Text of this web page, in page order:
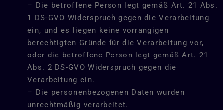
– Die betroffene Person legt gemäß Art. 21 Abs.
1 DS-GVO Widerspruch gegen die Verarbeitung
ein, und es liegen keine vorrangigen
berechtigten Gründe für die Verarbeitung vor,
oder die betroffene Person legt gemäß Art. 21
Abs. 2 DS-GVO Widerspruch gegen die
Verarbeitung ein.
– Die personenbezogenen Daten wurden
unrechtmäßig verarbeitet.